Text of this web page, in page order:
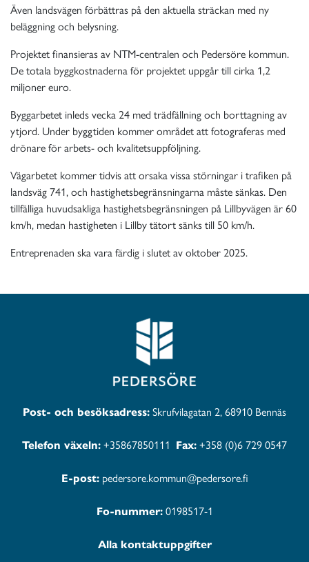
Även landsvägen förbättras på den aktuella sträckan med ny
beläggning och belysning.
Projektet finansieras av NTM-centralen och Pedersöre kommun.
De totala byggkostnaderna för projektet uppgår till cirka 1,2
miljoner euro.
Byggarbetet inleds vecka 24 med trädfällning och borttagning av
ytjord. Under byggtiden kommer området att fotograferas med
drönare för arbets- och kvalitetsuppföljning.
Vägarbetet kommer tidvis att orsaka vissa störningar i trafiken på
landsväg 741, och hastighetsbegränsningarna måste sänkas. Den
tillfälliga huvudsakliga hastighetsbegränsningen på Lillbyvägen är 60
km/h, medan hastigheten i Lillby tätort sänks till 50 km/h.
Entreprenaden ska vara färdig i slutet av oktober 2025.
Post- och besöksadress:Skrufvilagatan 2, 68910 Bennäs
Telefon växeln:+35867850111 Fax:+358 (0)6 729 0547
E-post:pedersore.kommun@pedersore.fi
Fo-nummer:0198517-1
Alla kontaktuppgifter